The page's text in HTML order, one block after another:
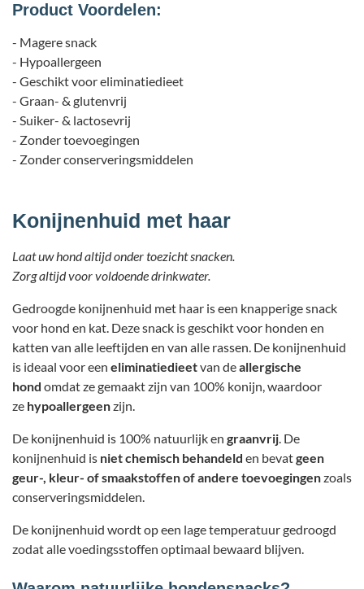
Product Voordelen:
- Magere snack
- Hypoallergeen
- Geschikt voor eliminatiedieet
- Graan- & glutenvrij
- Suiker- & lactosevrij
- Zonder toevoegingen
- Zonder conserveringsmiddelen
Konijnenhuid met haar
Laat uw hond altijd onder toezicht snacken.
Zorg altijd voor voldoende drinkwater.
Gedroogde konijnenhuid met haar is een knapperige snack
voor hond en kat. Deze snack is geschikt voor honden en
katten van alle leeftijden en van alle rassen. De konijnenhuid
is ideaal voor een eliminatiedieetvan deallergische
hond omdat ze gemaakt zijn van 100% konijn, waardoor
ze hypoallergeenzijn.
De konijnenhuid is 100% natuurlijk en graanvrij. De
konijnenhuid is niet chemisch behandeld en bevatgeen
geur-, kleur- of smaakstoffen of andere toevoegingenzoals
conserveringsmiddelen.
De konijnenhuid wordt op een lage temperatuur gedroogd
zodat alle voedingsstoffen optimaal bewaard blijven.